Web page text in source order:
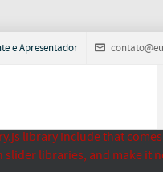
e Apresentador
library include that
libraries, and make it